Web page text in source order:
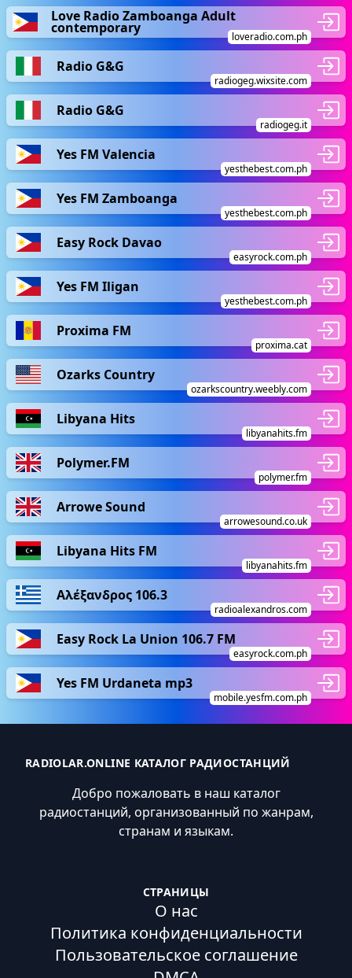
Love Radio Zamboanga Adult
contemporary
loveradio.com.ph
Radio G&G
radiogeg.wixsite.com
Radio G&G
radiogeg.it
Yes FM Valencia
yesthebest.com.ph
Yes FM Zamboanga
yesthebest.com.ph
Easy Rock Davao
easyrock.com.ph
Yes FM Iligan
yesthebest.com.ph
Proxima FM
proxima.cat
Ozarks Country
ozarkscountry.weebly.com
Libyana Hits
libyanahits.fm
Polymer.FM
polymer.fm
Arrowe Sound
arrowesound.co.uk
Libyana Hits FM
libyanahits.fm
Αλέξανδρος 106.3
radioalexandros.com
Easy Rock La Union 106.7 FM
easyrock.com.ph
Yes FM Urdaneta mp3
mobile.yesfm.com.ph
RADIOLAR.ONLINE КАТАЛОГ РАДИОСТАНЦИЙ
Добро пожаловать в наш каталог
радиостанций, организованный по жанрам,
странам и языкам.
СТРАНИЦЫ
О нас
Политика конфиденциальности
Пользовательское соглашение